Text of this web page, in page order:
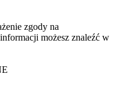
zgody na
możesz znaleźć w